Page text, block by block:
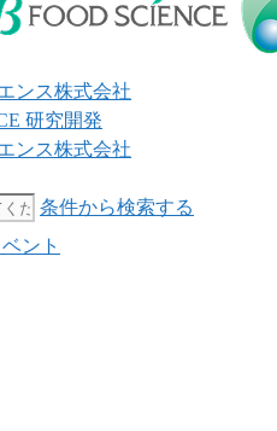
条件から検索する
ント